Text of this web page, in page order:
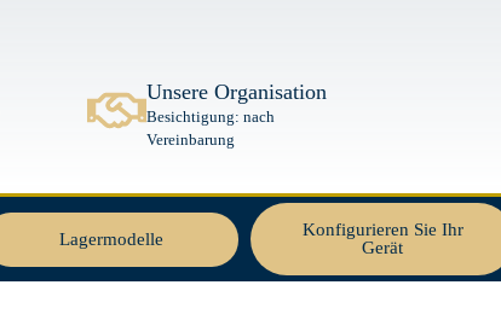
Unsere Organisation
Besichtigung: nach
Vereinbarung
Lagermodelle
Konfigurieren Sie Ihr
Gerät